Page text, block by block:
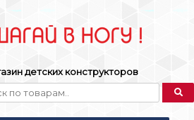
детских конструкторов